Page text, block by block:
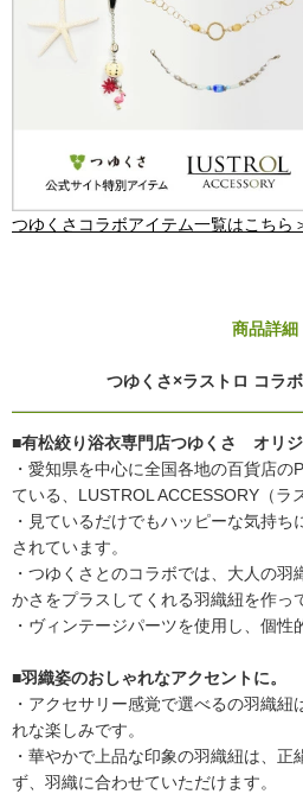
つゆくさコラボアイテム一覧はこちら
商品詳細
つゆくさ×ラストロ コラ
■有松絞り浴衣専門店つゆくさ オリ
・愛知県を中心に全国各地の百貨店
ている、LUSTROL ACCESSORY（ラ
・見ているだけでもハッピーな気持
されています。
・つゆくさとのコラボでは、大人の
かさをプラスしてくれる羽織紐を作っ
・ヴィンテージパーツを使用し、個性
■羽織姿のおしゃれなアクセントに。
・アクセサリー感覚で選べるの羽織
れな楽しみです。
・華やかで上品な印象の羽織紐は、
ず、羽織に合わせていただけます。